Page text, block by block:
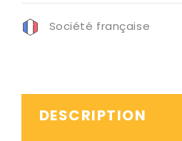
Société française
DESCRIPTION